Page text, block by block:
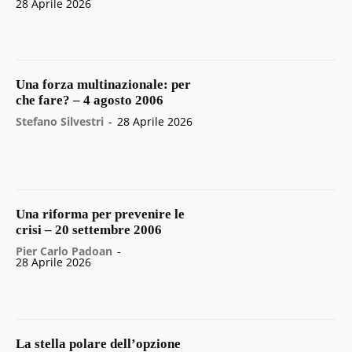
28 Aprile 2026
Una forza multinazionale: per
che fare? – 4 agosto 2006
Stefano Silvestri - 28 Aprile 2026
Una riforma per prevenire le
crisi – 20 settembre 2006
Pier Carlo Padoan -
28 Aprile 2026
La stella polare dell’opzione